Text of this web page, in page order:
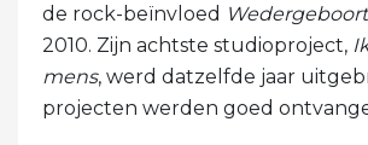
de rock-beïnvloed
2010. Zijn achtste studioproject,
mens, werd datzelfde jaar
projecten werden goed